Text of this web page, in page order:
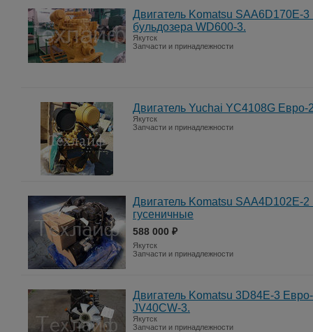
Двигатель Komatsu SAA6D170E-
бульдозера WD600-3.
Якутск
Запчасти и принадлежности
Двигатель Yuchai YC4108G Евро-
Якутск
Запчасти и принадлежности
Двигатель Komatsu SAA4D102E-
гусеничные
588 000 ₽
Якутск
Запчасти и принадлежности
Двигатель Komatsu 3D84E-3
JV40CW-3.
Якутск
Запчасти и принадлежности